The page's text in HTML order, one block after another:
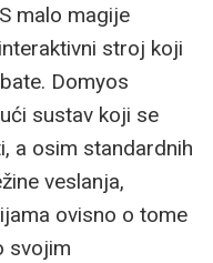
malo magije
stroj koji
Domyos
sustav koji se
a osim standardnih
veslanja,
ovisno o tome
svojim